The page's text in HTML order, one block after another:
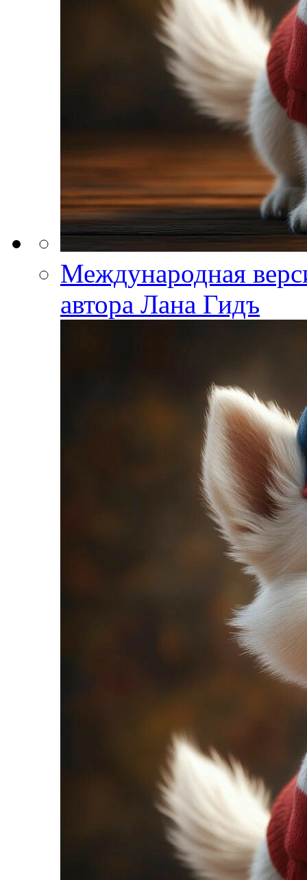
Международная
автора Лана Гидъ